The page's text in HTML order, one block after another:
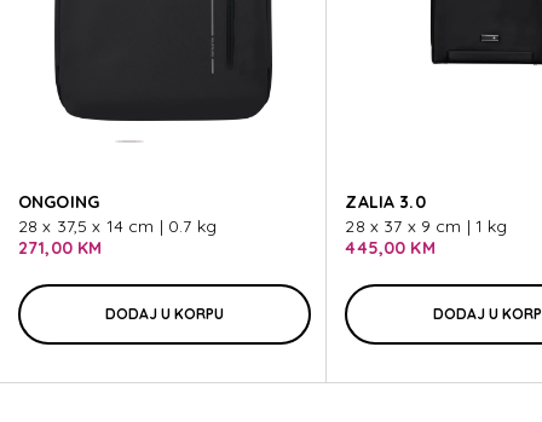
ZALIA 3.0
ZALIA 3.0
ZALIA 3.0
ONGOING
28 x 37,5 x 14 cm | 0.7 kg
271,00 KM
DODAJ U KORPU
ZALIA 3.0
28 x 37 x 9 cm | 1 kg
445,00 KM
DODAJ U